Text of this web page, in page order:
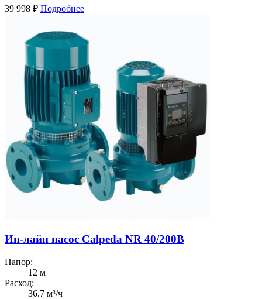
39 998 ₽ Подробнее
Ин-лайн насос Calpeda NR 40/200B
Напор:
12 м
Расход:
36.7 м³/ч